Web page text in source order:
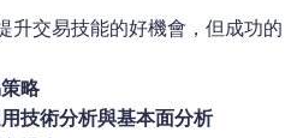
升交易技能的好機會，但成功的
略
技術分析與基本面分析